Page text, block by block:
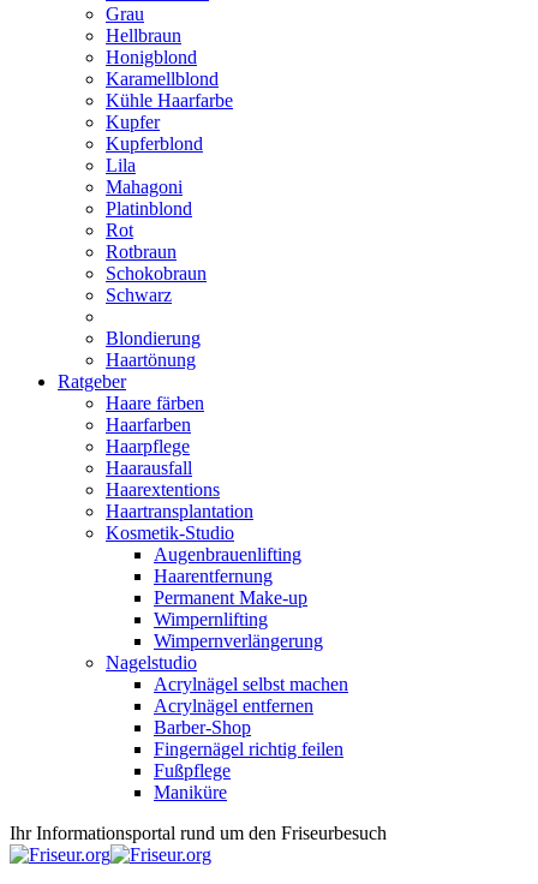
Grau
Hellbraun
Honigblond
Karamellblond
Kühle Haarfarbe
Kupfer
Kupferblond
Lila
Mahagoni
Platinblond
Rot
Rotbraun
Schokobraun
Schwarz
Blondierung
Haartönung
Ratgeber
Haare färben
Haarfarben
Haarpflege
Haarausfall
Haarextentions
Haartransplantation
Kosmetik-Studio
Augenbrauenlifting
Haarentfernung
Permanent Make-up
Wimpernlifting
Wimpernverlängerung
Nagelstudio
Acrylnägel selbst machen
Acrylnägel entfernen
Barber-Shop
Fingernägel richtig feilen
Fußpflege
Maniküre
Ihr Informationsportal rund um den Friseurbesuch